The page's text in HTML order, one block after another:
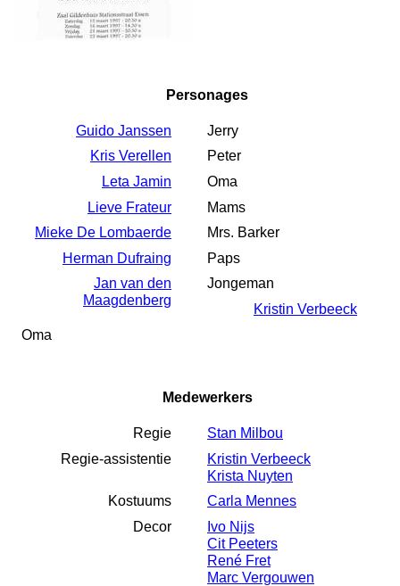
Personages
Guido Janssen
Jerry
Kris Verellen
Peter
Leta Jamin
Oma
Lieve Frateur
Mams
Mieke De Lombaerde
Mrs. Barker
Herman Dufraing
Paps
Jan van den
Maagdenberg
Jongeman
Kristin Verbeeck
Oma
Medewerkers
Regie
Stan Milbou
Regie-assistentie
Kristin Verbeeck
Krista Nuyten
Kostuums
Carla Mennes
Decor
Ivo Nijs
Cit Peeters
René Fret
Marc Vergouwen